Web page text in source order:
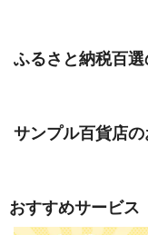
ふるさと納税百
サンプル百貨店
おすすめサービス